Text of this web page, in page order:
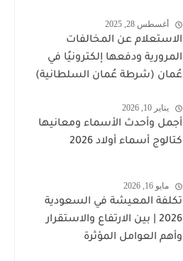
أغسطس 28, 2025
الاستعلام عن المخالفات
المرورية ودفعها إلكترونيًا في
عُمان (شرطة عُمان السلطانية)
يناير 10, 2026
أجمل وأحدث الأسماء ومعانيها
كتالوج أسماء أولاد 2026
مايو 16, 2026
تكلفة المعيشة في السعودية
2026 | بين الارتفاع والاستقرار
وأهم العوامل المؤثرة